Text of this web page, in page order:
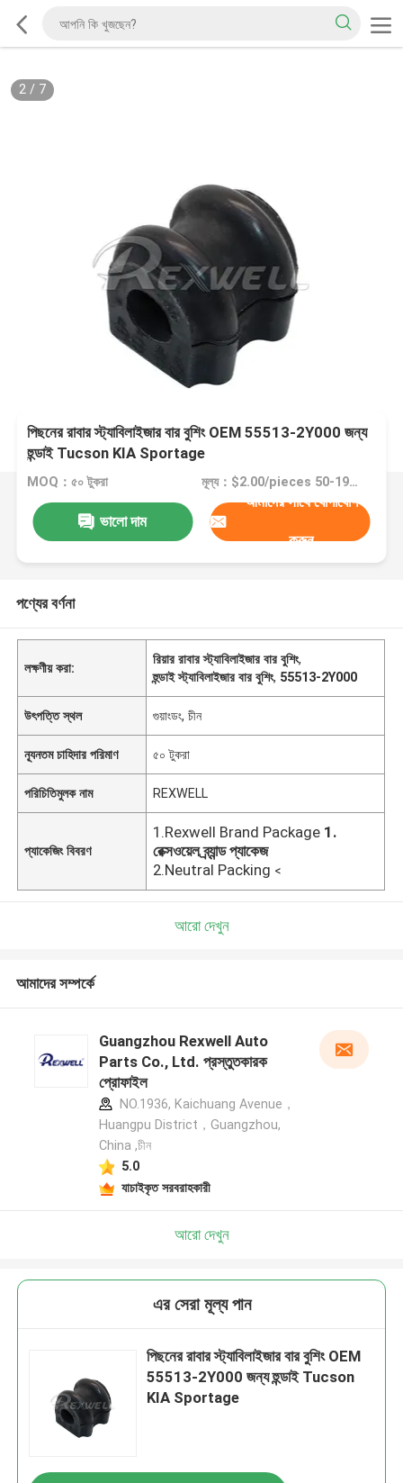
2/ 7
পিছনের রাবার স্ট্যাবিলাইজার বার বুশিং OEM 55513-2Y000 জন্য
হুন্ডাই Tucson KIA Sportage
MOQ：৫০ টুকরা মূল্য：$2.00/pieces 50-199 pieces
ভালো দাম
আমাদের সাথে যোগাযোগ
করুন
পণ্যের বর্ণনা
লক্ষণীয় করা:
রিয়ার রাবার স্ট্যাবিলাইজার বার বুশিং,
হুন্ডাই স্ট্যাবিলাইজার বার বুশিং, 55513-2Y000
উৎপত্তি স্থল গুয়াংডং, চীন
ন্যূনতম চাহিদার পরিমাণ ৫০ টুকরা
পরিচিতিমুলক নাম REXWELL
প্যাকেজিং বিবরণ
1.Rexwell Brand Package 1.
রেক্সওয়েল ব্র্যান্ড প্যাকেজ
2.Neutral Packing <
আরো দেখুন
আমাদের সম্পর্কে
Guangzhou Rexwell Auto
Parts Co., Ltd. প্রস্তুতকারক
প্রোফাইল
NO.1936, Kaichuang Avenue，
Huangpu District，Guangzhou,
China ,চীন
5.0
যাচাইকৃত সরবরাহকারী
আরো দেখুন
এর সেরা মূল্য পান
পিছনের রাবার স্ট্যাবিলাইজার বার বুশিং OEM
55513-2Y000 জন্য হুন্ডাই Tucson
KIA Sportage